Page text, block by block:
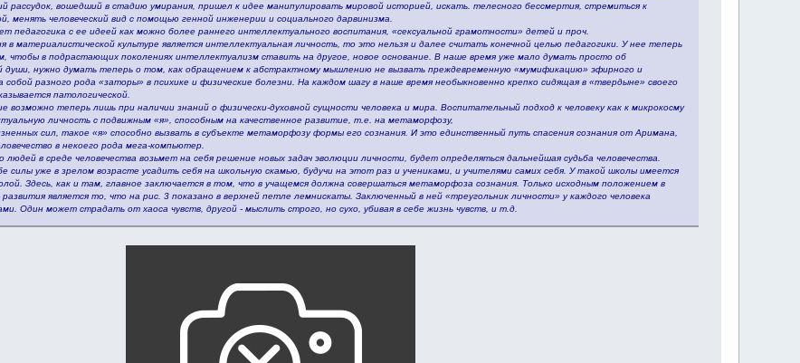
рассудок, вошедший в стадию умирания, пришел к идее манипулировать мировой историей, искать. телесного бессмертия, стремиться к
менять человеческий вид с помощью генной инженерии и социального дарвинизма.
педагогика с ее идеей как можно более раннего интеллектуального воспитания, «сексуальной грамотности» детей и проч.
в материалистической культуре является интеллектуальная личность, то это нельзя и далее считать конечной целью педагогики. У нее теперь
чтобы в подрастающих поколениях интеллектуализм ставить на другое, новое основание. В наше время уже мало думать просто об
души, нужно думать теперь о том, как обращением к абстрактному мышлению не вызвать преждевременную «мумификацию» эфирного и
собой разного рода «заторы» в психике и физические болезни. На каждом шагу в наше время необыкновенно крепко сидящая в «твердыне» своего
патологической.
возможно теперь лишь при наличии знаний о физически-духовной сущности человека и мира. Воспитательный подход к человеку как к микрокосму
личность с подвижным «я», способным на качественное развитие, т.е. на метаморфозу,
сил, такое «я» способно вызвать в субъекте метаморфозу формы его сознания. И это единственный путь спасения сознания от Аримана,
в некоего рода мега-компьютер.
людей в среде человечества возьмет на себя решение новых задач эволюции личности, будет определяться дальнейшая судьба человечества.
силы уже в зрелом возрасте усадить себя на школьную скамью, будучи на этот раз и учениками, и учителями самих себя. У такой школы имеется
Здесь, как и там, главное заключается в том, что в учащемся должна совершаться метаморфоза сознания. Только исходным положением в
является то, что на рис. 3 показано в верхней петле лемнискаты. Заключенный в ней «треугольник личности» у каждого человека
Один может страдать от хаоса чувств, другой - мыслить строго, но сухо, убивая в себе жизнь чувств, и т.д.